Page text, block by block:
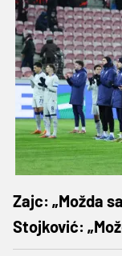
Zajc: „Možda
Stojković: